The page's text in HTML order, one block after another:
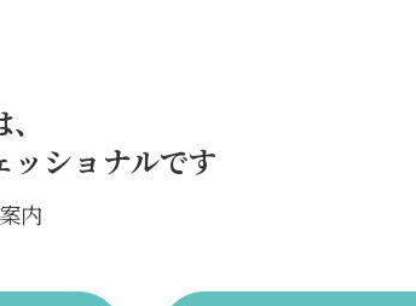
ショナルです
内